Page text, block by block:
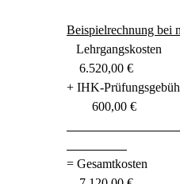
Beispielrechnung bei
6.520,00 €
+ IHK-
600,00 €
=